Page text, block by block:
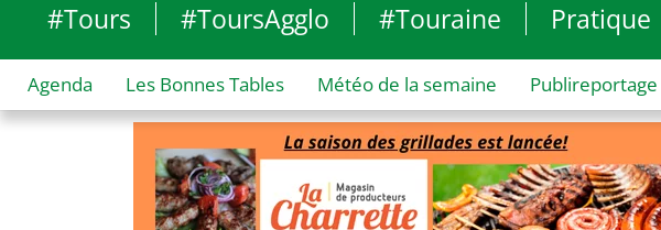
#Tours #ToursAgglo #Touraine Pratique
Agenda Les Bonnes Tables Météo de la semaine Publireportage